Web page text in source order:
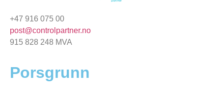
+47 916 075 00
post@controlpartner.no
915 828 248 MVA
Porsgrunn